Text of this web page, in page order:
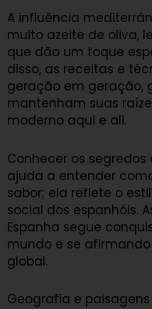
A influência
muito azeite de oliva,
que dão um toque
disso, as receitas e
geração em geração,
mantenham suas
moderno aqui e ali.
Conhecer os
ajuda a entender
sabor; ela reflete o
social dos espanhóis.
Espanha segue
mundo e se
global.
Geografia e paisagens